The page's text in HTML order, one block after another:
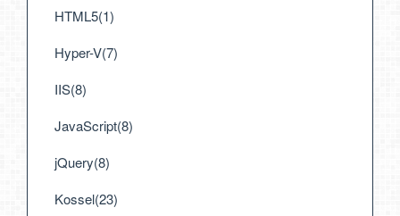
HTML5(1)
Hyper-V(7)
IIS(8)
JavaScript(8)
jQuery(8)
Kossel(23)